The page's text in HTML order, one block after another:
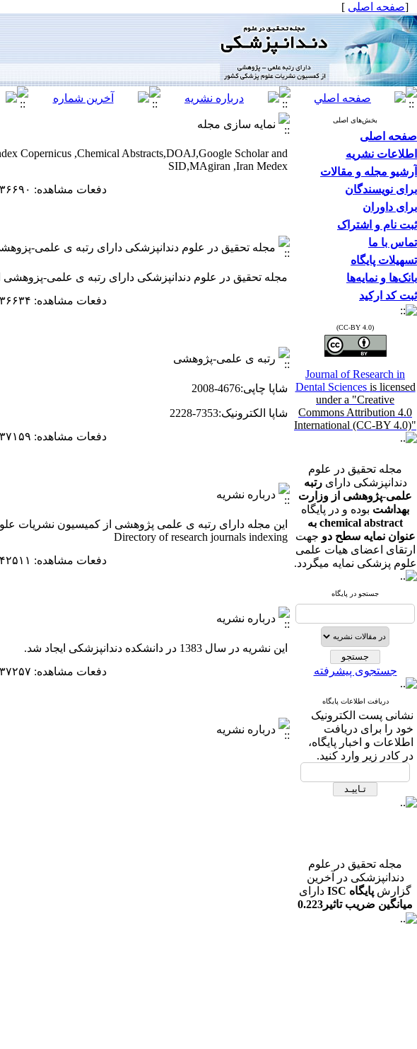
[صفحه اصلی ]
بخش‌های اصلی
صفحه اصلی
اطلاعات نشریه
آرشیو مجله و مقالات
برای نویسندگان
برای داوران
ثبت نام و اشتراک
تماس با ما
تسهیلات پایگاه
بانک‌ها و نمایه‌ها
ثبت کد ارکید
(CC-BY 4.0)
Journal of Research in
Dental Sciences is licensed
under a "Creative
Commons Attribution 4.0
International (CC-BY 4.0)"
مجله تحقیق در علوم
دندانپزشکی دارایرتبه
علمی-پژوهشی از وزارت
بهداشت بوده و در پایگاه
chemical abstract به
عنوان نمایه سطح دو جهت
ارتقای اعضای هیات علمی
علوم پزشکی نمایه میگردد.
جستجو در پایگاه
جستجوی پیشرفته
دریافت اطلاعات پایگاه
نشانی پست الکترونیک
خود را برای دریافت
اطلاعات و اخبار پایگاه،
در کادر زیر وارد کنید.
مجله تحقیق در علوم
دندانپزشکی در آخرین
گزارشپایگاه ISC
دارای
میانگین ضریب تاثیر0.223
در رشته دندانپزشکی می
نمایه سازی مجله
Copernicus ,Chemical Abstracts,DOAJ,Google Scholar and
SID,MAgiran ,Iran Medex
دفعات مشاهده: ۳۶۶۹۰ بار |
مجله تحقیق در علوم دندانپزشکی دارای رتبه ی علمی-
مجله تحقیق در علوم دندانپزشکی دارای رتبه ی علمی-
دفعات مشاهده: ۳۶۶۳۴ بار |
رتبه ی علمی-پژوهشی
شاپا چاپی:4676-2008
شاپا الکترونیک:7353-2228
دفعات مشاهده: ۳۷۱۵۹ بار |
درباره نشریه
Directory of research journals indexing
دفعات مشاهده: ۴۲۵۱۱ بار |
درباره نشریه
این نشریه در سال 1383 در دانشکده دندانپزشکی ایجاد شد.
دفعات مشاهده: ۳۷۲۵۷ بار |
درباره نشریه